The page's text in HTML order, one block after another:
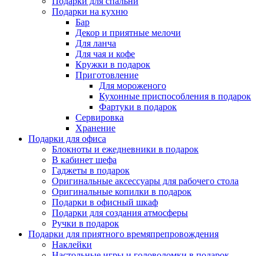
Подарки на кухню
Бар
Декор и приятные мелочи
Для ланча
Для чая и кофе
Кружки в подарок
Приготовление
Для мороженого
Кухонные приспособления в подарок
Фартуки в подарок
Сервировка
Хранение
Подарки для офиса
Блокноты и ежедневники в подарок
В кабинет шефа
Гаджеты в подарок
Оригинальные аксессуары для рабочего стола
Оригинальные копилки в подарок
Подарки в офисный шкаф
Подарки для создания атмосферы
Ручки в подарок
Подарки для приятного времяпрепровождения
Наклейки